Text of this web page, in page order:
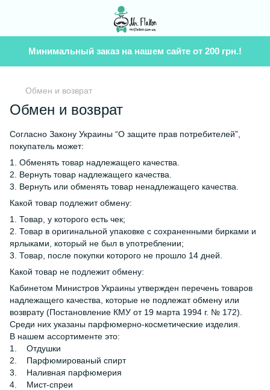
Минимальный заказ на нашем сайте от 200 грн.!
Обмен и возврат
Обмен и возврат
Согласно Закону Украины “О защите прав потребителей”,
покупатель может:
1. Обменять товар надлежащего качества.
2. Вернуть товар надлежащего качества.
3. Вернуть или обменять товар ненадлежащего качества.
Какой товар подлежит обмену:
1. Товар, у которого есть чек;
2. Товар в оригинальной упаковке с сохраненными бирками и
ярлыками, который не был в употреблении;
3. Товар, после покупки которого не прошло 14 дней.
Какой товар не подлежит обмену:
Кабинетом Министров Украины утвержден перечень товаров
надлежащего качества, которые не подлежат обмену или
возврату (Постановление КМУ от 19 марта 1994 г. № 172).
Среди них указаны парфюмерно-косметические изделия.
В нашем ассортименте это:
1. Отдушки
2. Парфюмированый спирт
3. Наливная парфюмерия
4. Мист-спреи